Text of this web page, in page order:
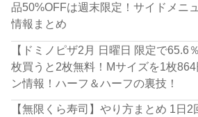
品50%OFFは週末限定！サイドメニ
情報まとめ
【ドミノピザ2月 日曜日 限定で65.6
枚買うと2枚無料！Mサイズを1枚
ン情報！ハーフ＆ハーフの裏技！
【無限くら寿司】やり方まとめ 1日2